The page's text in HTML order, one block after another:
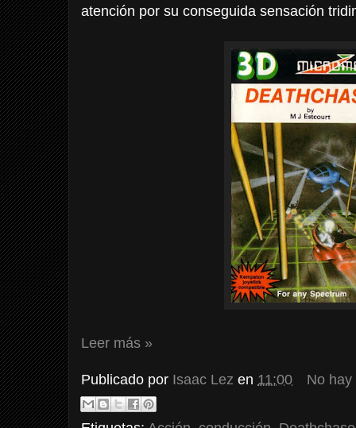
atención por su conseguida sensación
Leer más »
Publicado por Isaac Lez en 11:00 No